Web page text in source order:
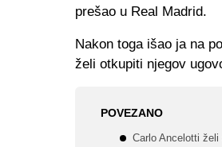
prešao u Real Madrid.
Nakon toga išao ja na
želi otkupiti njegov
POVEZANO
Carlo Ancelotti